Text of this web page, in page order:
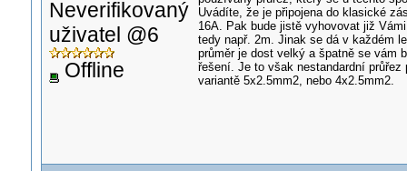
Neverifikovaný
uživatel @6
Offline
Uvádíte, že je připojena do klasické
16A. Pak bude jistě vyhovovat již
tedy např. 2m. Jinak se dá v každém
průměr je dost velký a špatně se vám
řešení. Je to však nestandardní
variantě 5x2.5mm2, nebo 4x2.5mm2.